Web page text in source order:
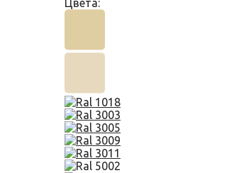
Цвета: